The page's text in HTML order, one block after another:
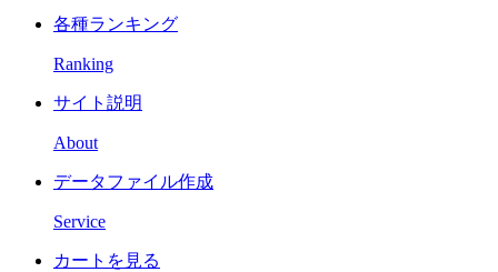
各種ランキング
Ranking
サイト説明
About
データファイル作成
Service
カートを見る